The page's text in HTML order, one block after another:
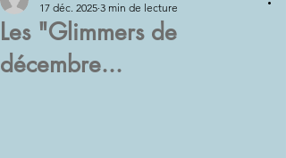
Les "Glimmers de
décembre...
17 déc. 2025 3 min de lecture